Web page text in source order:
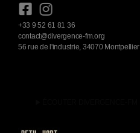
+33 9 52 61 81 36
contact@divergence-fm.org
56 rue de l'industrie, 34070 Montpellier